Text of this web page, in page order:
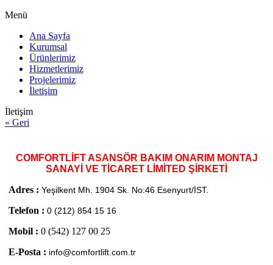
Menü
Ana Sayfa
Kurumsal
Ürünlerimiz
Hizmetlerimiz
Projelerimiz
İletişim
İletişim
« Geri
COMFORTLİFT ASANSÖR BAKIM ONARIM MONTAJ
SANAYİ VE TİCARET LİMİTED ŞİRKETİ
Adres : Yeşilkent Mh. 1904 Sk. No:46 Esenyurt/İST.
Telefon : 0 (212) 854 15 16
Mobil : 0 (542) 127 00 25
E-Posta : info@comfortlift.com.tr